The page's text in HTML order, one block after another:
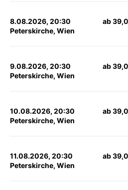
8.08.2026, 20:30
Peterskirche, Wien
ab
9.08.2026, 20:30
Peterskirche, Wien
ab
10.08.2026, 20:30
Peterskirche, Wien
ab
11.08.2026, 20:30
Peterskirche, Wien
ab